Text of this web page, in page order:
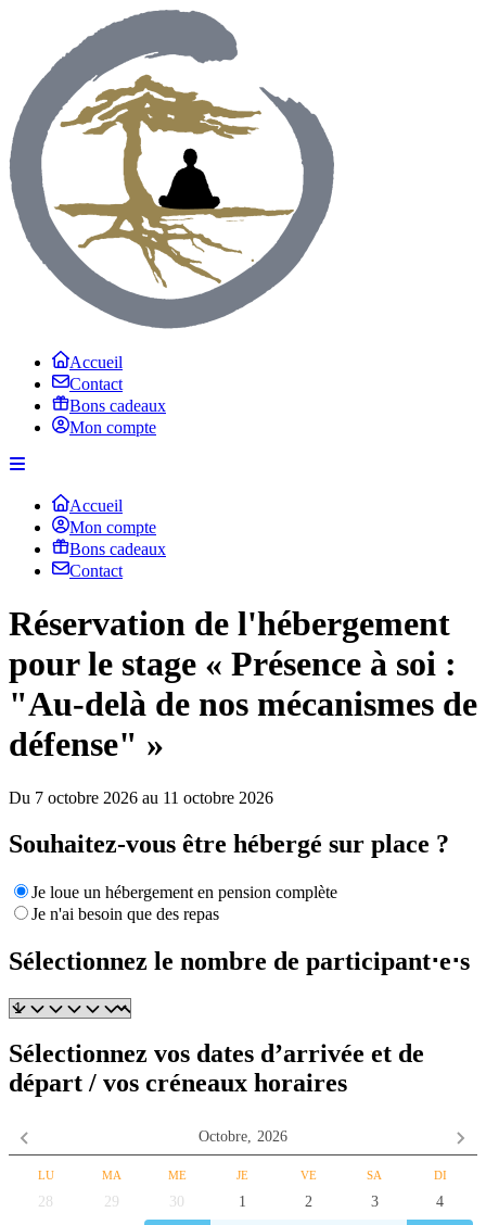
Accueil
Contact
Bons cadeaux
Mon compte
Accueil
Mon compte
Bons cadeaux
Contact
Réservation de l'hébergement
pour le stage « Présence à soi :
"Au-delà de nos mécanismes de
défense" »
Du 7 octobre 2026 au 11 octobre 2026
Souhaitez-vous être hébergé sur place ?
Je loue un hébergement en pension complète
Je n'ai besoin que des repas
Sélectionnez le nombre de participant⋅e⋅s
Sélectionnez vos dates d’arrivée et de
départ / vos créneaux horaires
Octobre, 2026
LU MA ME JE VE SA DI
28 29 30 1 2 3 4